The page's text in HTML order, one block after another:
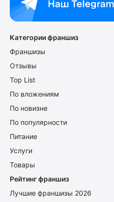
Категории франшиз
Франшизы
Отзывы
Top List
По вложениям
По новизне
По популярности
Питание
Услуги
Товары
Рейтинг франшиз
Лучшие франшизы 2026